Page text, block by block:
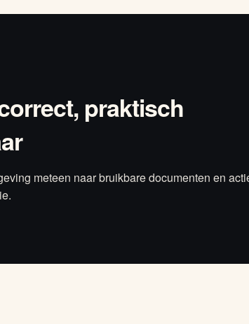
praktisch
meteen naar bruikbare documenten en